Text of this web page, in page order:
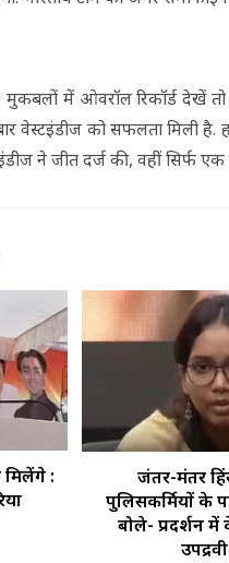
में ओवरॉल रिकॉर्ड देखें
वेस्टइंडीज को सफलता मिली है.
ने जीत दर्ज की, वहीं सिर्फ एक
मिलेंगे :
जंतर-मंतर
पुलिसकर्मियों के
बोले- प्रदर्शन में